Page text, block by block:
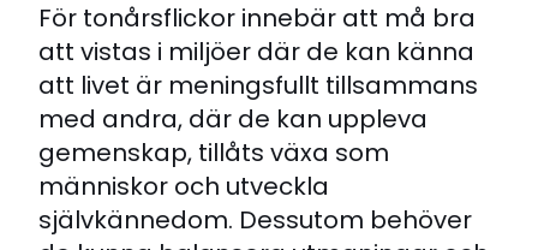
För tonårsflickor innebär att må bra
att vistas i miljöer där de kan känna
att livet är meningsfullt tillsammans
med andra, där de kan uppleva
gemenskap, tillåts växa som
människor och utveckla
självkännedom. Dessutom behöver